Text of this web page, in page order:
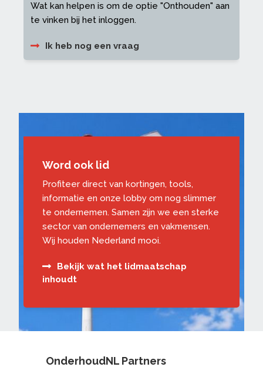
Wat kan helpen is om de optie "Onthouden" aan
te vinken bij het inloggen.
Ik heb nog een vraag
Word ook lid
Profiteer direct van kortingen, tools,
informatie en onze lobby om nog slimmer
te ondernemen. Samen zijn we een sterke
sector van ondernemers en vakmensen.
Wij houden Nederland mooi.
Bekijk wat het lidmaatschap
inhoudt
OnderhoudNL Partners